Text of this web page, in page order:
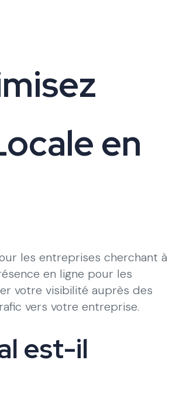
en
les entreprises cherchant à
en ligne pour les
votre visibilité auprès des
vers votre entreprise.
est-il